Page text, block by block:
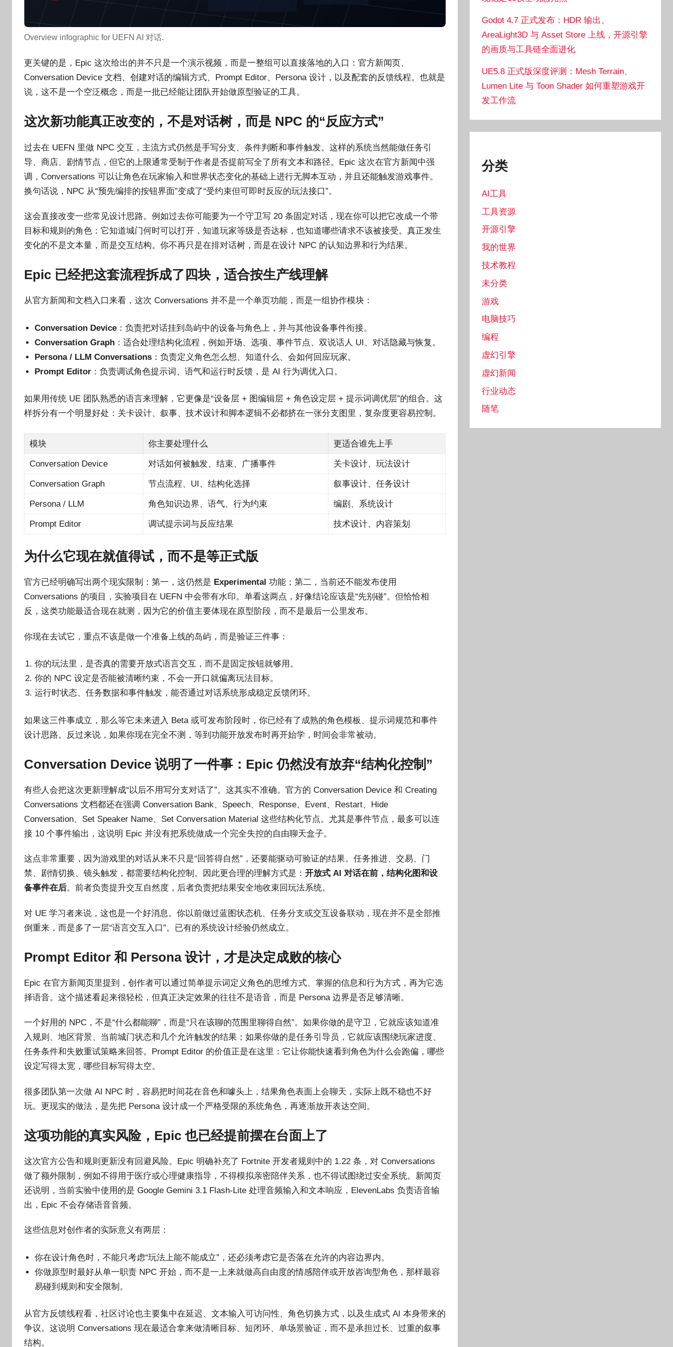
Overview infographic for UEFN AI 对话.
更关键的是，Epic 这次给出的并不只是一个演示视频，而是一整组可以直接落地的入口：官方新闻页、
Conversation Device 文档、创建对话的编辑方式、Prompt Editor、Persona 设计，以及配套的反馈线程。也就是
说，这不是一个空泛概念，而是一批已经能让团队开始做原型验证的工具。
这次新功能真正改变的，不是对话树，而是 NPC 的“反应方式”
过去在 UEFN 里做 NPC 交互，主流方式仍然是手写分支、条件判断和事件触发。这样的系统当然能做任务引
导、商店、剧情节点，但它的上限通常受制于作者是否提前写全了所有文本和路径。Epic 这次在官方新闻中强
调，Conversations 可以让角色在玩家输入和世界状态变化的基础上进行无脚本互动，并且还能触发游戏事件。
换句话说，NPC 从“预先编排的按钮界面”变成了“受约束但可即时反应的玩法接口”。
这会直接改变一些常见设计思路。例如过去你可能要为一个守卫写 20 条固定对话，现在你可以把它改成一个带
目标和规则的角色：它知道城门何时可以打开，知道玩家等级是否达标，也知道哪些请求不该被接受。真正发生
变化的不是文本量，而是交互结构。你不再只是在排对话树，而是在设计 NPC 的认知边界和行为结果。
Epic 已经把这套流程拆成了四块，适合按生产线理解
从官方新闻和文档入口来看，这次 Conversations 并不是一个单页功能，而是一组协作模块：
Conversation Device ：负责把对话挂到岛屿中的设备与角色上，并与其他设备事件衔接。
Conversation Graph ：适合处理结构化流程，例如开场、选项、事件节点、双说话人 UI、对话隐藏与恢复。
Persona / LLM Conversations ：负责定义角色怎么想、知道什么、会如何回应玩家。
Prompt Editor ：负责调试角色提示词、语气和运行时反馈，是 AI 行为调优入口。
如果用传统 UE 团队熟悉的语言来理解，它更像是“设备层 + 图编辑层 + 角色设定层 + 提示词调优层”的组合。这
样拆分有一个明显好处：关卡设计、叙事、技术设计和脚本逻辑不必都挤在一张分支图里，复杂度更容易控制。
模块 你主要处理什么 更适合谁先上手
Conversation Device 对话如何被触发、结束、广播事件 关卡设计、玩法设计
Conversation Graph 节点流程、UI、结构化选择 叙事设计、任务设计
Persona / LLM 角色知识边界、语气、行为约束 编剧、系统设计
Prompt Editor 调试提示词与反应结果 技术设计、内容策划
为什么它现在就值得试，而不是等正式版
官方已经明确写出两个现实限制：第一，这仍然是 Experimental 功能；第二，当前还不能发布使用
Conversations 的项目，实验项目在 UEFN 中会带有水印。单看这两点，好像结论应该是“先别碰”。但恰恰相
反，这类功能最适合现在就测，因为它的价值主要体现在原型阶段，而不是最后一公里发布。
你现在去试它，重点不该是做一个准备上线的岛屿，而是验证三件事：
你的玩法里，是否真的需要开放式语言交互，而不是固定按钮就够用。
你的 NPC 设定是否能被清晰约束，不会一开口就偏离玩法目标。
运行时状态、任务数据和事件触发，能否通过对话系统形成稳定反馈闭环。
如果这三件事成立，那么等它未来进入 Beta 或可发布阶段时，你已经有了成熟的角色模板、提示词规范和事件
设计思路。反过来说，如果你现在完全不测，等到功能开放发布时再开始学，时间会非常被动。
Conversation Device 说明了一件事：Epic 仍然没有放弃“结构化控制”
有些人会把这次更新理解成“以后不用写分支对话了”。这其实不准确。官方的 Conversation Device 和 Creating
Conversations 文档都还在强调 Conversation Bank、Speech、Response、Event、Restart、Hide
Conversation、Set Speaker Name、Set Conversation Material 这些结构化节点。尤其是事件节点，最多可以连
接 10 个事件输出，这说明 Epic 并没有把系统做成一个完全失控的自由聊天盒子。
这点非常重要，因为游戏里的对话从来不只是“回答得自然”，还要能驱动可验证的结果。任务推进、交易、门
禁、剧情切换、镜头触发，都需要结构化控制。因此更合理的理解方式是： 开放式 AI 对话在前，结构化图和设
备事件在后。前者负责提升交互自然度，后者负责把结果安全地收束回玩法系统。
对 UE 学习者来说，这也是一个好消息。你以前做过蓝图状态机、任务分支或交互设备联动，现在并不是全部推
倒重来，而是多了一层“语言交互入口”。已有的系统设计经验仍然成立。
Prompt Editor 和 Persona 设计，才是决定成败的核心
Epic 在官方新闻页里提到，创作者可以通过简单提示词定义角色的思维方式、掌握的信息和行为方式，再为它选
择语音。这个描述看起来很轻松，但真正决定效果的往往不是语音，而是 Persona 边界是否足够清晰。
一个好用的 NPC，不是“什么都能聊”，而是“只在该聊的范围里聊得自然”。如果你做的是守卫，它就应该知道准
入规则、地区背景、当前城门状态和几个允许触发的结果；如果你做的是任务引导员，它就应该围绕玩家进度、
任务条件和失败重试策略来回答。Prompt Editor 的价值正是在这里：它让你能快速看到角色为什么会跑偏，哪些
设定写得太宽，哪些目标写得太空。
很多团队第一次做 AI NPC 时，容易把时间花在音色和噱头上，结果角色表面上会聊天，实际上既不稳也不好
玩。更现实的做法，是先把 Persona 设计成一个严格受限的系统角色，再逐渐放开表达空间。
这项功能的真实风险，Epic 也已经提前摆在台面上了
这次官方公告和规则更新没有回避风险。Epic 明确补充了 Fortnite 开发者规则中的 1.22 条，对 Conversations
做了额外限制，例如不得用于医疗或心理健康指导，不得模拟亲密陪伴关系，也不得试图绕过安全系统。新闻页
还说明，当前实验中使用的是 Google Gemini 3.1 Flash-Lite 处理音频输入和文本响应，ElevenLabs 负责语音输
出，Epic 不会存储语音音频。
这些信息对创作者的实际意义有两层：
你在设计角色时，不能只考虑“玩法上能不能成立”，还必须考虑它是否落在允许的内容边界内。
你做原型时最好从单一职责 NPC 开始，而不是一上来就做高自由度的情感陪伴或开放咨询型角色，那样最容
易碰到规则和安全限制。
从官方反馈线程看，社区讨论也主要集中在延迟、文本输入可访问性、角色切换方式，以及生成式 AI 本身带来的
争议。这说明 Conversations 现在最适合拿来做清晰目标、短闭环、单场景验证，而不是承担过长、过重的叙事
结构。
Godot 4.7 正式发布：HDR 输出、
AreaLight3D 与 Asset Store 上线，开源引擎
的画质与工具链全面进化
UE5.8 正式版深度评测：Mesh Terrain、
Lumen Lite 与 Toon Shader 如何重塑游戏开
发工作流
分类
AI工具
工具资源
开源引擎
我的世界
技术教程
未分类
游戏
电脑技巧
编程
虚幻引擎
虚幻新闻
行业动态
随笔